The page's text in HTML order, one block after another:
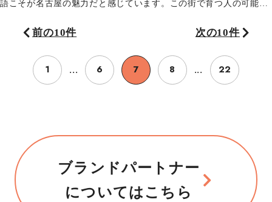
語こそが名古屋の魅力だと感じています。この街で育つ人の可能性
前の10件 次の10件
1 ... 6 7 8 ... 22
ブランドパートナー
についてはこちら